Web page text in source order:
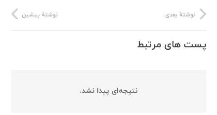
نوشتهٔ پیشین نوشتهٔ بعدی
پست های مرتبط
نتیجه‌ای پیدا نشد.